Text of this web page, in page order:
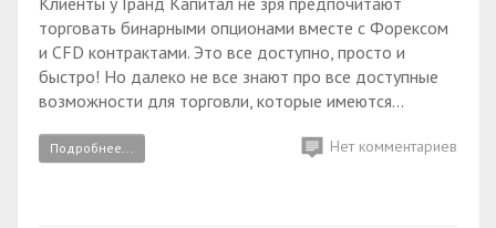
торговать бинарными опционами вместе с Форексом
и CFD контрактами. Это все доступно, просто и
быстро! Но далеко не все знают про все доступные
возможности для торговли, которые имеются...
Подробнее... Нет комментариев